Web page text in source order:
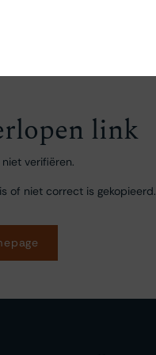
link
verifiëren.
of niet correct is gekopieerd.